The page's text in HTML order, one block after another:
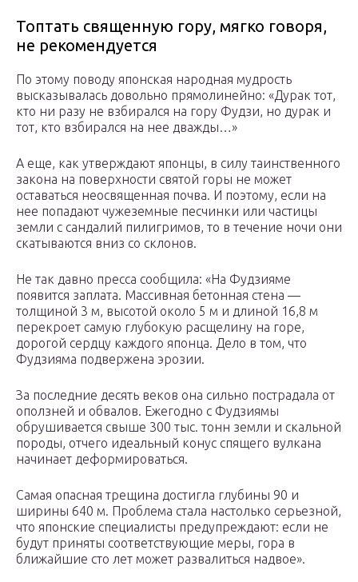
Топтать священную гору, мягко говоря,
не рекомендуется
По этому поводу японская народная мудрость
высказывалась довольно прямолинейно: «Дурак тот,
кто ни разу не взбирался на гору Фудзи, но дурак и
тот, кто взбирался на нее дважды…»
А еще, как утверждают японцы, в силу таинственного
закона на поверхности святой горы не может
оставаться неосвященная почва. И поэтому, если на
нее попадают чужеземные песчинки или частицы
земли с сандалий пилигримов, то в течение ночи они
скатываются вниз со склонов.
Не так давно пресса сообщила: «На Фудзияме
появится заплата. Массивная бетонная стена —
толщиной 3 м, высотой около 5 м и длиной 16,8 м
перекроет самую глубокую расщелину на горе,
дорогой сердцу каждого японца. Дело в том, что
Фудзияма подвержена эрозии.
За последние десять веков она сильно пострадала от
оползней и обвалов. Ежегодно с Фудзиямы
обрушивается свыше 300 тыс. тонн земли и скальной
породы, отчего идеальный конус спящего вулкана
начинает деформироваться.
Самая опасная трещина достигла глубины 90 и
ширины 640 м. Проблема стала настолько серьезной,
что японские специалисты предупреждают: если не
будут приняты соответствующие меры, гора в
ближайшие сто лет может развалиться надвое».